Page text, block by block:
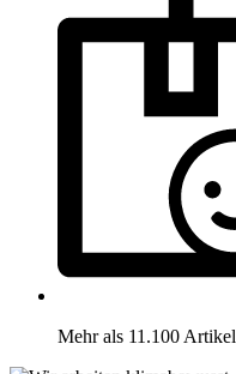
Mehr als 11.100 Artikel